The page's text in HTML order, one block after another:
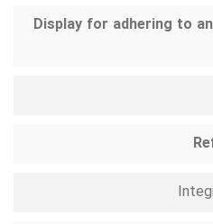
Display for adhering to